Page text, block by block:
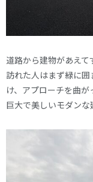
道路から建物があえて
訪れた人はまず緑に
け、アプローチを曲が
巨大で美しいモダンな